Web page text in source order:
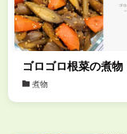
ゴロゴロ根菜の煮物
煮物